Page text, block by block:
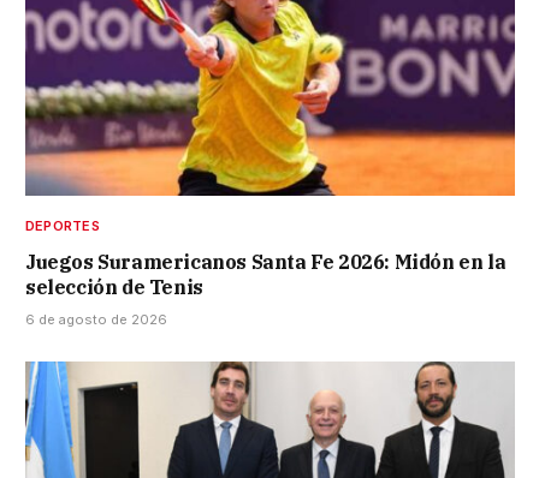
DEPORTES
Juegos Suramericanos Santa Fe 2026: Midón en la
selección de Tenis
6 de agosto de 2026